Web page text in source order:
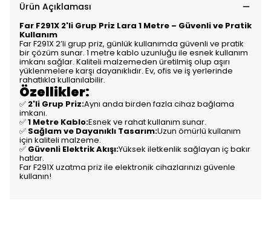
Ürün Açıklaması
Far F291X 2'li Grup Priz Lara 1 Metre – Güvenli ve Pratik
Kullanım
Far F291X 2’li grup priz, günlük kullanımda güvenli ve pratik
bir çözüm sunar. 1 metre kablo uzunluğu ile esnek kullanım
imkanı sağlar. Kaliteli malzemeden üretilmiş olup aşırı
yüklenmelere karşı dayanıklıdır. Ev, ofis ve iş yerlerinde
rahatlıkla kullanılabilir.
Özellikler:
✅ 2'li Grup Priz:Aynı anda birden fazla cihaz bağlama
imkanı.
✅1 Metre Kablo:Esnek ve rahat kullanım sunar.
✅ Sağlam ve Dayanıklı Tasarım:Uzun ömürlü kullanım
için kaliteli malzeme.
✅ Güvenli Elektrik Akışı:Yüksek iletkenlik sağlayan iç bakır
hatlar.
Far F291X uzatma priz ile elektronik cihazlarınızı güvenle
kullanın!